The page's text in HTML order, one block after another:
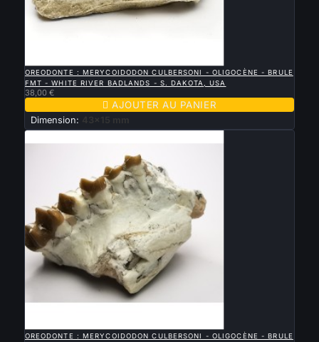
OREODONTE : MERYCOIDODON CULBERSONI - OLIGOCÈNE - BRULE
FMT - WHITE RIVER BADLANDS - S. DAKOTA, USA
38,00 €
 AJOUTER AU PANIER
Dimension: 43x15 mm
OREODONTE : MERYCOIDODON CULBERSONI - OLIGOCÈNE - BRULE